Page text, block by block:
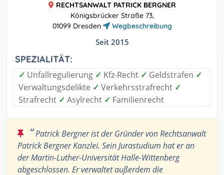
RECHTSANWALT PATRICK BERGNER
Königsbrücker Straße 73,
01099 Dresden
Wegbeschreibung
Seit 2015
SPEZIALITÄT:
✓ Unfallregulierung ✓ Kfz-Recht ✓ Geldstrafen ✓
Verwaltungsdelikte ✓ Verkehrsstrafrecht ✓
Strafrecht ✓ Asylrecht ✓ Familienrecht
“Patrick Bergner ist der Gründer von Rechtsanwalt
Patrick Bergner Kanzlei. Sein Jurastudium hat er an
der Martin-Luther-Universität Halle-Wittenberg
abgeschlossen. Er verwaltet außerdem die